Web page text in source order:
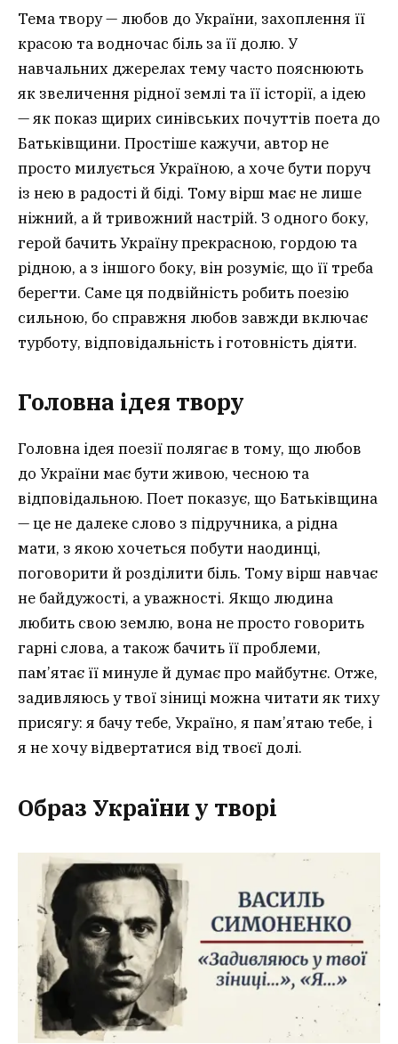
Тема твору — любов до України, захоплення її
красою та водночас біль за її долю. У
навчальних джерелах тему часто пояснюють
як звеличення рідної землі та її історії, а ідею
— як показ щирих синівських почуттів поета до
Батьківщини. Простіше кажучи, автор не
просто милується Україною, а хоче бути поруч
із нею в радості й біді. Тому вірш має не лише
ніжний, а й тривожний настрій. З одного боку,
герой бачить Україну прекрасною, гордою та
рідною, а з іншого боку, він розуміє, що її треба
берегти. Саме ця подвійність робить поезію
сильною, бо справжня любов завжди включає
турботу, відповідальність і готовність діяти.
Головна ідея твору
Головна ідея поезії полягає в тому, що любов
до України має бути живою, чесною та
відповідальною. Поет показує, що Батьківщина
— це не далеке слово з підручника, а рідна
мати, з якою хочеться побути наодинці,
поговорити й розділити біль. Тому вірш навчає
не байдужості, а уважності. Якщо людина
любить свою землю, вона не просто говорить
гарні слова, а також бачить її проблеми,
пам’ятає її минуле й думає про майбутнє. Отже,
задивляюсь у твої зіниці можна читати як тиху
присягу: я бачу тебе, Україно, я пам’ятаю тебе, і
я не хочу відвертатися від твоєї долі.
Образ України у творі